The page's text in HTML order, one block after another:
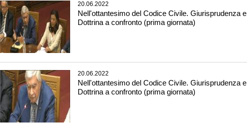
20.06.2022
Nell'ottantesimo del Codice Civile. Giurisprudenza e
Dottrina a confronto (prima giornata)
20.06.2022
Nell'ottantesimo del Codice Civile. Giurisprudenza e
Dottrina a confronto (prima giornata)